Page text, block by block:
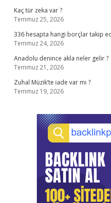
Kaç tür zeka var ?
Temmuz 25, 2026
336 hesapta hangi borçlar takip
Temmuz 24, 2026
Anadolu denince akla neler gelir ?
Temmuz 21, 2026
Zuhal Müzik’te iade var mı ?
Temmuz 19, 2026